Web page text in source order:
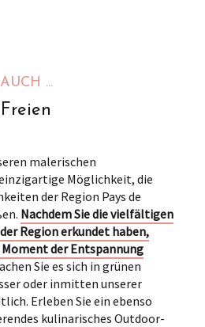
...
malerischen
Möglichkeit, die
der Region Pays de
Nachdem Sie die vielfältigen
Region erkundet haben,
der Entspannung
Sie es sich in grünen
oder inmitten unserer
Erleben Sie ein ebenso
kulinarisches Outdoor-